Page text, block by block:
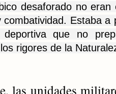
desaforado no
combatividad. Estaba a
deportiva que no
rigores de la
las unidades